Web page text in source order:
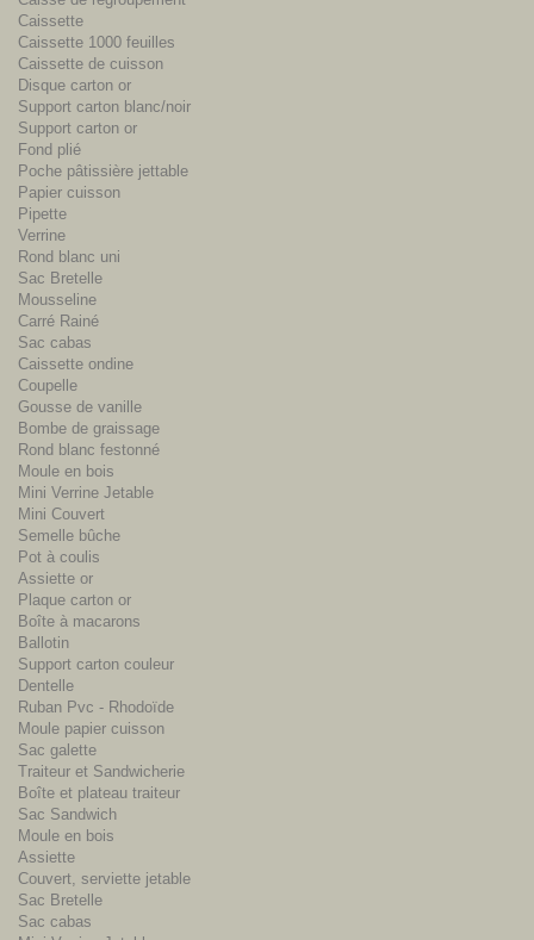
Caissette
Caissette 1000 feuilles
Caissette de cuisson
Disque carton or
Support carton blanc/noir
Support carton or
Fond plié
Poche pâtissière jettable
Papier cuisson
Pipette
Verrine
Rond blanc uni
Sac Bretelle
Mousseline
Carré Rainé
Sac cabas
Caissette ondine
Coupelle
Gousse de vanille
Bombe de graissage
Rond blanc festonné
Moule en bois
Mini Verrine Jetable
Mini Couvert
Semelle bûche
Pot à coulis
Assiette or
Plaque carton or
Boîte à macarons
Ballotin
Support carton couleur
Dentelle
Ruban Pvc - Rhodoïde
Moule papier cuisson
Sac galette
Traiteur et Sandwicherie
Boîte et plateau traiteur
Sac Sandwich
Moule en bois
Assiette
Couvert, serviette jetable
Sac Bretelle
Sac cabas